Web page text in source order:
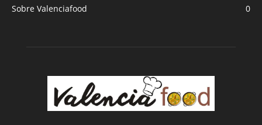
Sobre Valenciafood
0